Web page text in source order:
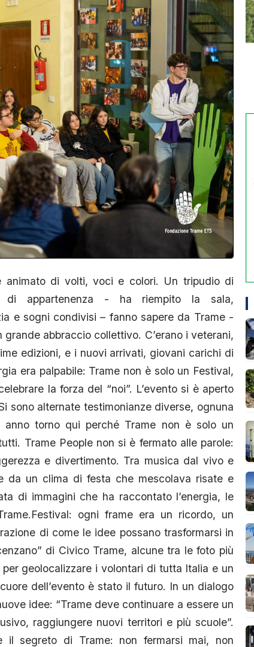
animato di volti, voci e colori. Un tripudio di
di appartenenza - ha riempito la sala,
e sogni condivisi – fanno sapere da Trame -
grande abbraccio collettivo. C’erano i veterani,
edizioni, e i nuovi arrivati, giovani carichi di
era palpabile: Trame non è solo un Festival,
la forza del “noi”. L’evento si è aperto
sono alternate testimonianze diverse, ognuna
torno qui perché Trame non è solo un
Trame People non si è fermato alle parole:
e divertimento. Tra musica dal vivo e
da un clima di festa che mescolava risate e
di immagini che ha raccontato l’energia, le
ogni frame era un ricordo, un
di come le idee possano trasformarsi in
di Civico Trame, alcune tra le foto più
geolocalizzare i volontari di tutta Italia e un
dell’evento è stato il futuro. In un dialogo
idee: “Trame deve continuare a essere un
raggiungere nuovi territori e più scuole”.
il segreto di Trame: non fermarsi mai, non